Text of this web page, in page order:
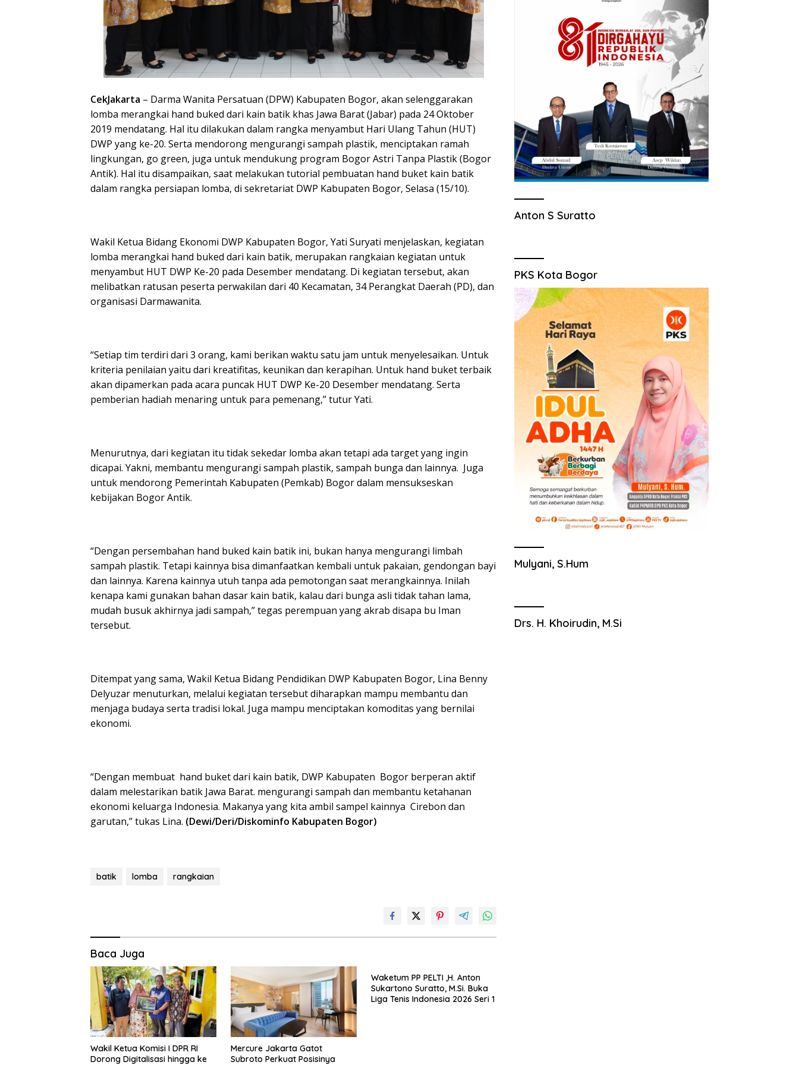
CekJakarta – Darma Wanita Persatuan (DPW) Kabupaten Bogor, akan selenggarakan
lomba merangkai hand buked dari kain batik khas Jawa Barat (Jabar) pada 24 Oktober
2019 mendatang. Hal itu dilakukan dalam rangka menyambut Hari Ulang Tahun (HUT)
DWP yang ke-20. Serta mendorong mengurangi sampah plastik, menciptakan ramah
lingkungan, go green, juga untuk mendukung program Bogor Astri Tanpa Plastik (Bogor
Antik). Hal itu disampaikan, saat melakukan tutorial pembuatan hand buket kain batik
dalam rangka persiapan lomba, di sekretariat DWP Kabupaten Bogor, Selasa (15/10).
Wakil Ketua Bidang Ekonomi DWP Kabupaten Bogor, Yati Suryati menjelaskan, kegiatan
lomba merangkai hand buked dari kain batik, merupakan rangkaian kegiatan untuk
menyambut HUT DWP Ke-20 pada Desember mendatang. Di kegiatan tersebut, akan
melibatkan ratusan peserta perwakilan dari 40 Kecamatan, 34 Perangkat Daerah (PD), dan
organisasi Darmawanita.
“Setiap tim terdiri dari 3 orang, kami berikan waktu satu jam untuk menyelesaikan. Untuk
kriteria penilaian yaitu dari kreatifitas, keunikan dan kerapihan. Untuk hand buket terbaik
akan dipamerkan pada acara puncak HUT DWP Ke-20 Desember mendatang. Serta
pemberian hadiah menaring untuk para pemenang,” tutur Yati.
Menurutnya, dari kegiatan itu tidak sekedar lomba akan tetapi ada target yang ingin
dicapai. Yakni, membantu mengurangi sampah plastik, sampah bunga dan lainnya. Juga
untuk mendorong Pemerintah Kabupaten (Pemkab) Bogor dalam mensukseskan
kebijakan Bogor Antik.
“Dengan persembahan hand buked kain batik ini, bukan hanya mengurangi limbah
sampah plastik. Tetapi kainnya bisa dimanfaatkan kembali untuk pakaian, gendongan bayi
dan lainnya. Karena kainnya utuh tanpa ada pemotongan saat merangkainnya. Inilah
kenapa kami gunakan bahan dasar kain batik, kalau dari bunga asli tidak tahan lama,
mudah busuk akhirnya jadi sampah,” tegas perempuan yang akrab disapa bu Iman
tersebut.
Ditempat yang sama, Wakil Ketua Bidang Pendidikan DWP Kabupaten Bogor, Lina Benny
Delyuzar menuturkan, melalui kegiatan tersebut diharapkan mampu membantu dan
menjaga budaya serta tradisi lokal. Juga mampu menciptakan komoditas yang bernilai
ekonomi.
“Dengan membuat hand buket dari kain batik, DWP Kabupaten Bogor berperan aktif
dalam melestarikan batik Jawa Barat. mengurangi sampah dan membantu ketahanan
ekonomi keluarga Indonesia. Makanya yang kita ambil sampel kainnya Cirebon dan
garutan,” tukas Lina. (Dewi/Deri/Diskominfo Kabupaten Bogor)
batik lomba rangkaian
Baca Juga
Wakil Ketua Komisi I DPR RI
Dorong Digitalisasi hingga ke
Mercure Jakarta Gatot
Subroto Perkuat Posisinya
Waketum PP PELTI ,H. Anton
Sukartono Suratto, M.Si. Buka
Liga Tenis Indonesia 2026 Seri 1
Anton S Suratto
PKS Kota Bogor
Mulyani, S.Hum
Drs. H. Khoirudin, M.Si